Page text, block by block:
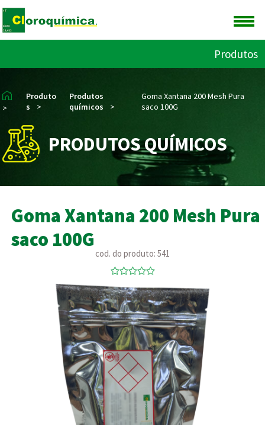
Produtos
>
Produto
s
>
Produtos
químicos
>
Goma Xantana 200 Mesh Pura
saco 100G
PRODUTOS QUÍMICOS
Goma Xantana 200 Mesh Pura
saco 100G
cod. do produto: 541